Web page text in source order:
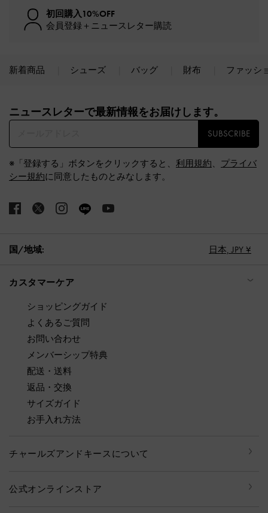
初回購入10%OFF
会員登録＋ニュースレター購読
新着商品 シューズ バッグ 財布 ファッシ
ニュースレターで最新情報をお届けします。​
SUBSCRIBE
※「登録する」ボタンをクリックすると、 利用規約、 プライバ
シー規約に同意したものとみなします。
国/地域: 日本, JPY ¥
カスタマーケア
ショッピングガイド
よくあるご質問
お問い合わせ
メンバーシップ特典
配送・送料
返品・交換
サイズガイド
お手入れ方法
チャールズアンドキースについて
公式オンラインストア